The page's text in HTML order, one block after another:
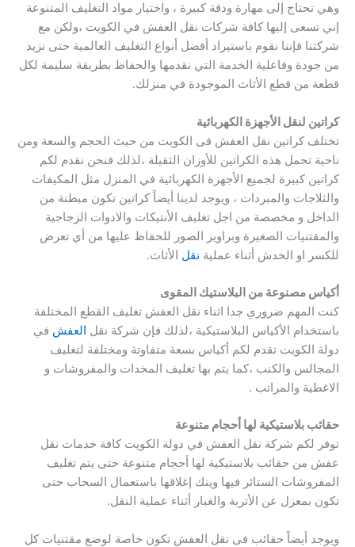
وهي تحتاج إلى مهارة ودقة كبيرة ، واختيار مواد التغليف المتنوعة
إني تسعى إليها كافة شركات نقل العفش في الكويت ،ولكن مع
شركتنا فإننا نقوم باستيراد أفضل أنواع التغليف العالمية حتى نزيد
من جودة وفاعلية الخدمة التي نقدمها والحفاظ بطريقة سليمة لكل
قطعة من قطع الأثاث الموجودة في منزلك.
كراتين لنقل الأجهزة الكهربائية
تختلف كراتين نقل العفش فى الكويت من حيث الحجم والسعة ومن
ناحية تحمل هذه الكراتين للأوزان الثقيلة ،لذلك فنحن نقدم لكم
كراتين كبيرة لجميع الأجهزة الكهربائية في المنزل مثل المكيفات
والثلاجات والمبردات ، ويوجد لدينا أيضاً كراتين تكون مبطنة من
الداخل و مخصصة من اجل تغليف الأنتيكات والادوات الزجاجية
والمقتنيات الصغيرة وبراويز الصور للحفاظ عليها من أي تعرض
للكسر او الخدش أثناء عملية نقل الأثاث.
أكياس مصنوعة من البلاستيك المقوى
كنت المهم ضروري جدا اثناء نقل العفش تغليف القطع المختلفة
باستخدام الأكياس البلاستيكية ،لذلك فإن شركة نقل العفش في
دولة الكويت تقدم لكم أكياس بسعة متفاوتة ومختلفة لتغليف
المجالس والكنب ،كما يتم بها تغليف المخدات والمفروشات و
الاغطية والمراتب .
حقائب بلاستيكية لها أحجام متنوعة
توفر لكم شركة نقل العفش في دولة الكويت كافة خدمات نقل
عفش من حقائب بلاستيكية لها أحجام متنوعة حتى يتم تغليف
المفروشات الستائر فيها وينك إغلاقها باستعمال السحاب حتى
تكون بمعزل عن الأتربة والغبار أثناء عملية النقل.
ويوجد أيضاً حقائب فى نقل العفش تكون خاصة لوضع مقتنيات كل